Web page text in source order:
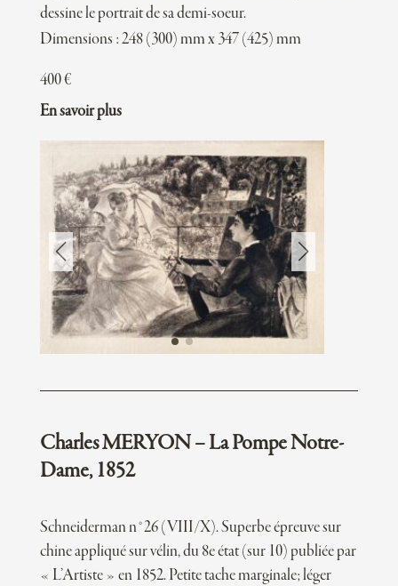
dessine le portrait de sa demi-soeur.
Dimensions : 248 (300) mm x 347 (425) mm
400€
En savoir plus
Charles MERYON – La Pompe Notre-
Dame, 1852
Schneiderman n°26 (VIII/X). Superbe épreuve sur
chine appliqué sur vélin, du 8e état (sur 10) publiée par
« L’Artiste » en 1852. Petite tache marginale; léger